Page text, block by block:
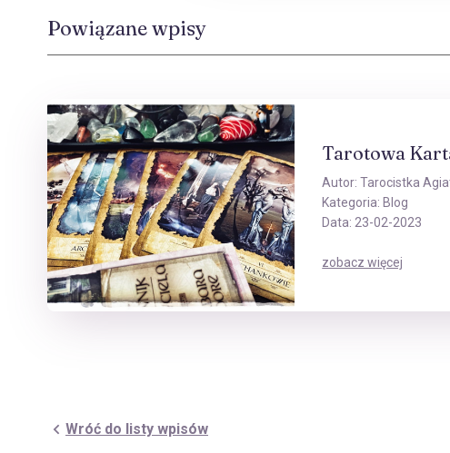
Powiązane wpisy
Tarotowa
Autor:Tarocistka
Kategoria: Blog
Data: 23-02-2023
zobacz więcej
Wróć do listy wpisów